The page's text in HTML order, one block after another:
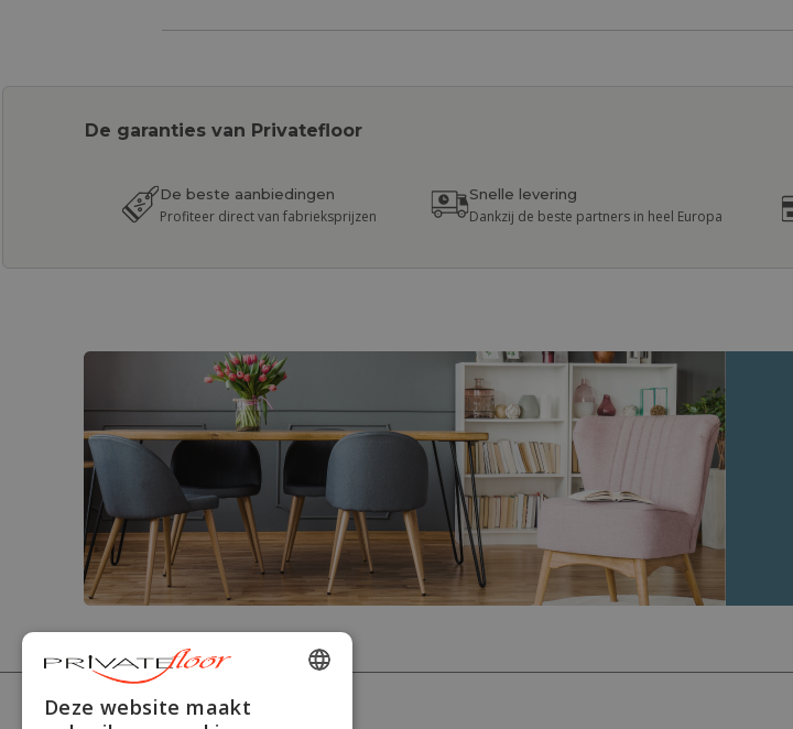
De garanties van Privatefloor
De beste aanbiedingen
Profiteer direct van fabrieksprijzen
Snelle levering
Dankzij de beste partners in heel Europa
PRIVATEFLOOR
Deze website maakt